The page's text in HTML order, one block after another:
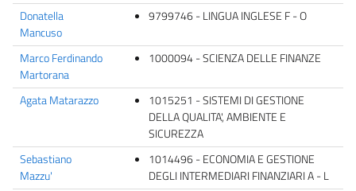
Donatella
Mancuso
9799746 - LINGUA INGLESE F - O
Marco Ferdinando
Martorana
1000094 - SCIENZA DELLE FINANZE
Agata Matarazzo
1015251 - SISTEMI DI GESTIONE
DELLA QUALITA', AMBIENTE E
SICUREZZA
Sebastiano
Mazzu'
1014496 - ECONOMIA E GESTIONE
DEGLI INTERMEDIARI FINANZIARI A - L